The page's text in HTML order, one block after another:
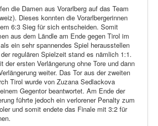
die Damen aus Vorarlberg auf das Team
Dieses konnten die Vorarlbergerinnen
6:3 Sieg für sich entscheiden. Somit
aus dem Ländle am Ende gegen Tirol im
ein sehr spannendes Spiel herausstellen
regulären Spielzeit stand es nämlich 1:1.
der ersten Verlängerung ohne Tore und dann
weiter. Das Tor aus der zweiten
Tirol wurde von Zuzana Sedlackova
Gegentor beantwortet. Am Ende der
führte jedoch ein verlorener Penalty zum
und somit endete das Finale mit 3:2 für